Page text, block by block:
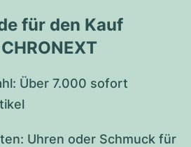
für den Kauf
Über 7.000 sofort
Uhren oder Schmuck für